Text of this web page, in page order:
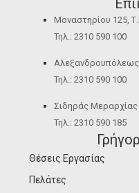
Μοναστηρίου 125,
Τηλ.: 2310 590 100
Αλεξανδρουπόλεως
Τηλ.: 2310 590 100
Σιδηράς Μεραρχίας
Τηλ.: 2310 590 185
Θέσεις Εργασίας
Πελάτες